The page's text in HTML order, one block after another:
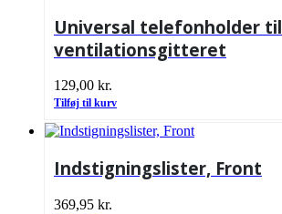
Universal telefonholder til
ventilationsgitteret
129,00 kr.
Tilføj til kurv
Indstigningslister, Front
369,95 kr.